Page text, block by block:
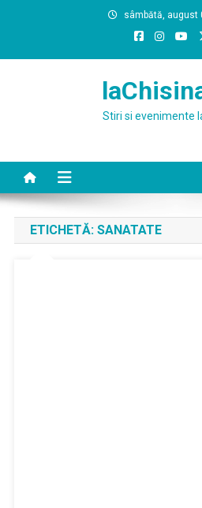
sâmbătă, august
Stiri si evenimente
ETICHETĂ: SANATATE